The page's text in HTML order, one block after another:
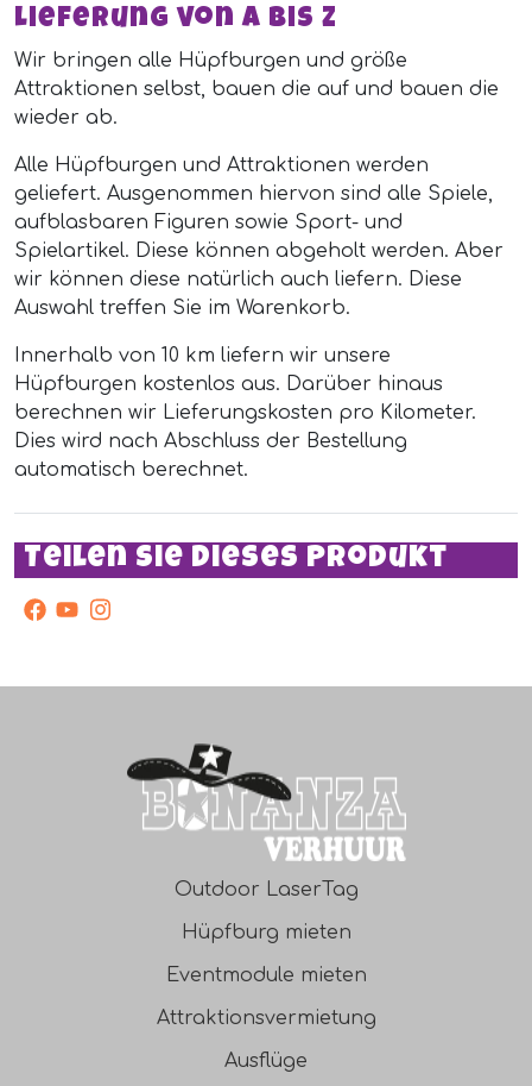
Lieferung von A bis Z
Wir bringen alle Hüpfburgen und größe
Attraktionen selbst, bauen die auf und bauen die
wieder ab.
Alle Hüpfburgen und Attraktionen werden
geliefert. Ausgenommen hiervon sind alle Spiele,
aufblasbaren Figuren sowie Sport- und
Spielartikel. Diese können abgeholt werden. Aber
wir können diese natürlich auch liefern. Diese
Auswahl treffen Sie im Warenkorb.
Innerhalb von 10 km liefern wir unsere
Hüpfburgen kostenlos aus. Darüber hinaus
berechnen wir Lieferungskosten pro Kilometer.
Dies wird nach Abschluss der Bestellung
automatisch berechnet.
Teilen Sie dieses Produkt
facebook
Youtube
Instagram
Outdoor LaserTag
Hüpfburg mieten
Eventmodule mieten
Attraktionsvermietung
Ausflüge